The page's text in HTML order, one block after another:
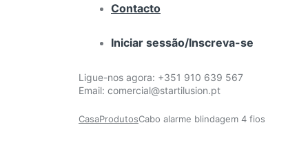
Contacto
Iniciar sessão/Inscreva-se
Ligue-nos agora: +351 910 639 567
Email: comercial@startilusion.pt
CasaProdutosCabo alarme blindagem 4 fios